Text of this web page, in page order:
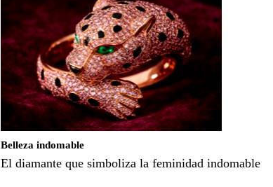
Belleza indomable
El diamante que simboliza la feminidad indomable